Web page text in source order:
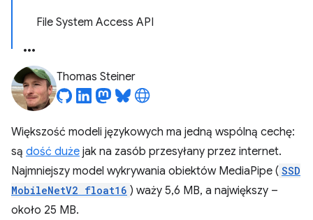
File System Access API
Thomas Steiner
Większość modeli językowych ma jedną wspólną cechę:
są dość duże jak na zasób przesyłany przez internet.
Najmniejszy model wykrywania obiektów MediaPipe ( SSD
MobileNetV2 float16 ) waży 5,6 MB, a największy –
około 25 MB.